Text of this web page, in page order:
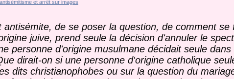
antisémite, de se poser la question, de comment se
juive, prend seule la décision d'annuler le
personne d'origine musulmane décidait seule dans
dirait-on si une personne d'origine catholique
dits christianophobes ou sur la question du